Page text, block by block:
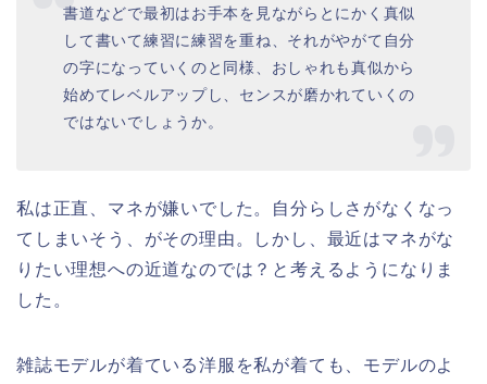
書道などで最初はお手本を見ながらとにかく真似
して書いて練習に練習を重ね、それがやがて自分
の字になっていくのと同様、おしゃれも真似から
始めてレベルアップし、センスが磨かれていくの
ではないでしょうか。
私は正直、マネが嫌いでした。自分らしさがなくなっ
てしまいそう、がその理由。しかし、最近はマネがな
りたい理想への近道なのでは？と考えるようになりま
した。
雑誌モデルが着ている洋服を私が着ても、モデルのよ